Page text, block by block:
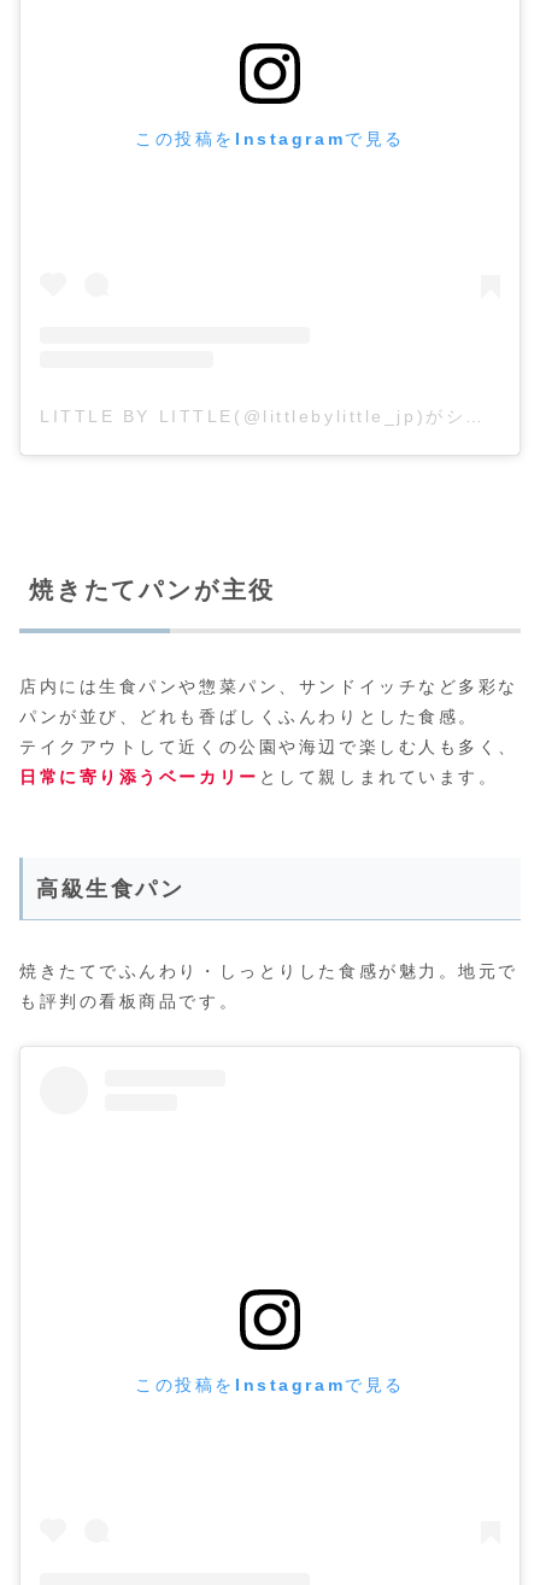
この投稿をInstagramで見る
焼きたてパンが主役
店内には生食パンや惣菜パン、サンドイッチなど多彩な
パンが並び、どれも香ばしくふんわりとした食感。
テイクアウトして近くの公園や海辺で楽しむ人も多く、
日常に寄り添うベーカリー として親しまれています。
高級生食パン
焼きたてでふんわり・しっとりした食感が魅力。地元で
も評判の看板商品です。
この投稿をInstagramで見る